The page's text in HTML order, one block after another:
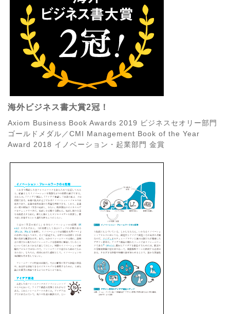
海外ビジネス書大賞2冠！
Axiom Business Book Awards 2019 ビジネスセオリー部門
ゴールドメダル／CMI Management Book of the Year
Award 2018 イノベーション・起業部門 金賞